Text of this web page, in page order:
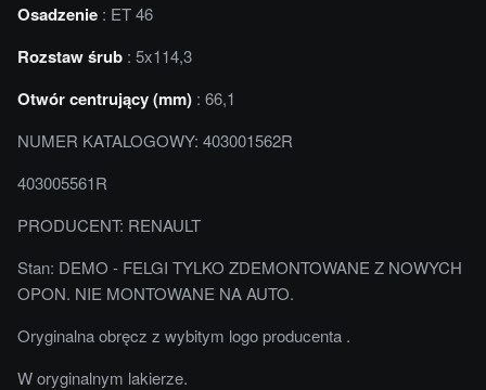
Osadzenie : ET 46
Rozstaw śrub : 5x114,3
Otwór centrujący (mm) : 66,1
NUMER KATALOGOWY: 403001562R
403005561R
PRODUCENT: RENAULT
Stan: DEMO - FELGI TYLKO ZDEMONTOWANE Z NOWYCH
OPON. NIE MONTOWANE NA AUTO.
Oryginalna obręcz z wybitym logo producenta .
W oryginalnym lakierze.